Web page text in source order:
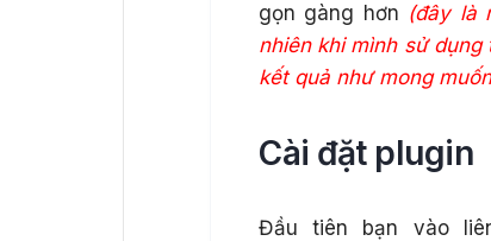
gọn gàng hơn (đây là
nhiên khi mình sử dụng
kết quả như mong
Cài đặt plugin
Đầu tiên bạn vào